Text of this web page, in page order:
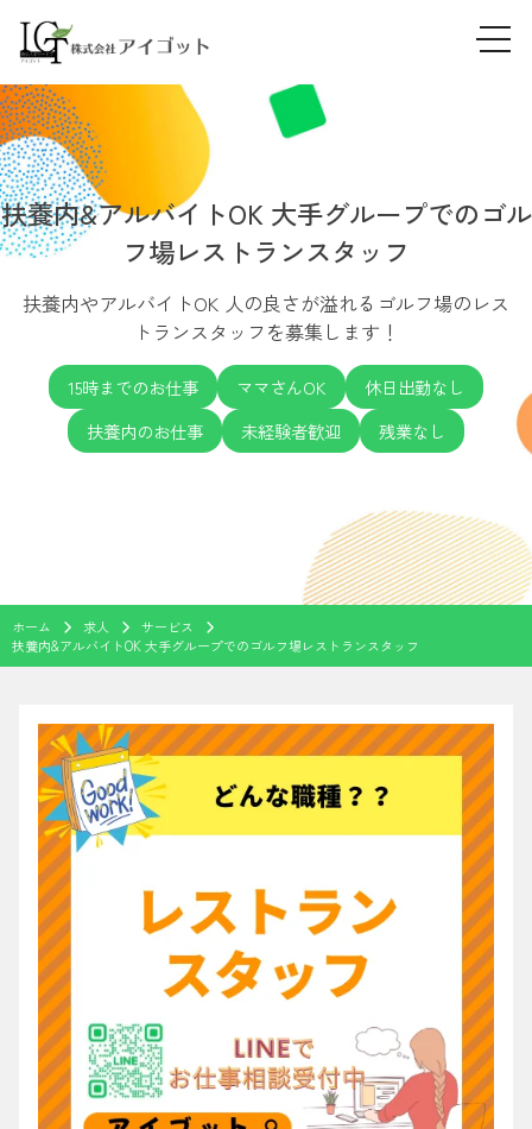
Skip
to
content
扶養内&アルバイトOK 大手グループでのゴル
フ場レストランスタッフ
扶養内やアルバイトOK 人の良さが溢れるゴルフ場のレス
トランスタッフを募集します！
15時までのお仕事 ママさんOK
休日出勤なし
扶養内のお仕事
未経験者歓迎 残業なし
ホーム 求人
サービス
扶養内&アルバイトOK 大手グループでのゴルフ場レストランスタッフ